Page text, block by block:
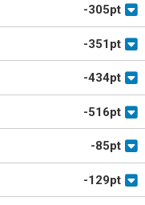
-305pt
-351pt
-434pt
-516pt
-85pt
-129pt